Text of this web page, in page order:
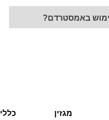
באמסטרדם?
מגזין
כללי